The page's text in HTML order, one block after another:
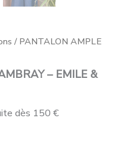
/ PANTALON AMPLE
– EMILE &
dès 150 €